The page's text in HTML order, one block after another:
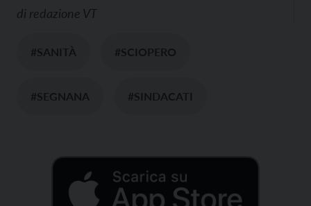
di redazione VT
#SANITÀ #SCIOPERO
#SEGNANA #SINDACATI